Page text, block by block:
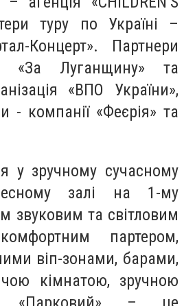
туру по Україні –
Концерт». Партнери
Луганщину» та
«ВПО України»,
- компанії «Феєрія» та
у зручному сучасному
залі на 1-му
звуковим та світловим
партером,
віп-зонами, барами,
кімнатою, зручною